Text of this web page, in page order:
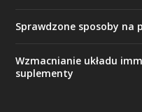
Sprawdzone sposoby na
Wzmacnianie układu
suplementy